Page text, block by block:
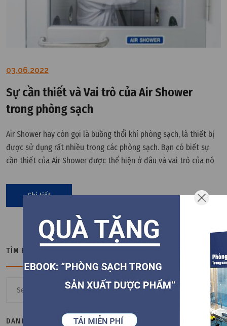
03.06.2022
Sự cần thiết và Vai trò của Air Shower
trong phòng sạch
Air Shower hay còn gọi là buồng thổi khí phòng sạch, là thiết bị
được sử dụng rất nhiều trong các phòng sạch. Bạn có biết sự
cần thiết của Air Shower được thể hiện ở đâu và vai trò của nó
Chi tiết
TÌM KIẾM
DANH MỤC BÀI VIẾT